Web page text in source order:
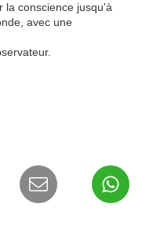
la conscience jusqu'à
avec une